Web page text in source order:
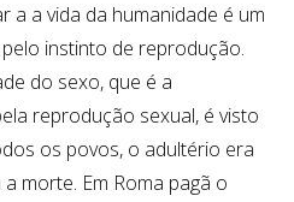
a a vida da humanidade é um
instinto de reprodução.
do sexo, que é a
reprodução sexual, é visto
os povos, o adultério era
morte. Em Roma pagã o